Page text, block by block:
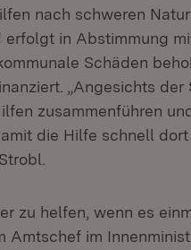
nach schweren
erfolgt in Abstimmung
Schäden
„Angesichts
zusammenführen
die Hilfe schnell
zu helfen, wenn es
Amtschef im